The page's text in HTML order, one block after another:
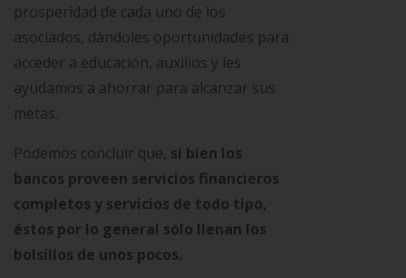
prosperidad de cada uno de los
asociados, dándoles oportunidades para
acceder a educación, auxilios y les
ayudamos a ahorrar para alcanzar sus
metas.
Podemos concluir que, si bien los
bancos proveen servicios financieros
completos y servicios de todo tipo,
éstos por lo general sólo llenan los
bolsillos de unos pocos.